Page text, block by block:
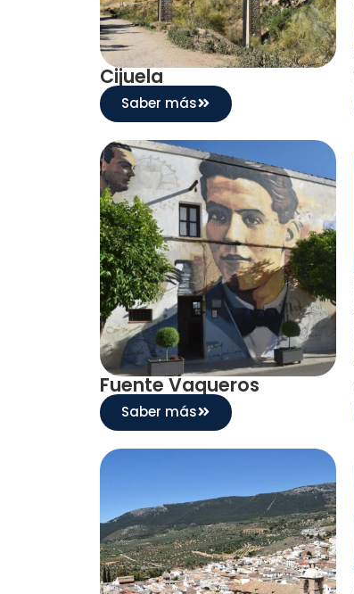
Cijuela
Saber más
Fuente Vaqueros
Saber más